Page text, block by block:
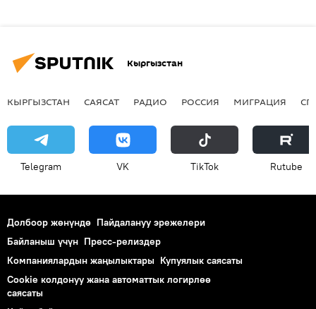
Кыргызстан
КЫРГЫЗСТАН САЯСАТ РАДИО РОССИЯ МИГРАЦИЯ
Telegram VK ТikТоk Rutube
Долбоор жөнүндө Пайдалануу эрежелери
Байланыш үчүн Пресс-релиздер
Компаниялардын жаңылыктары Купуялык саясаты
Cookie колдонуу жана автоматтык логирлөө
саясаты